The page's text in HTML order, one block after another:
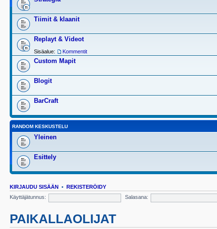
Tiimit & klaanit
Replayt & Videot
Sisäalue: Kommentit
Custom Mapit
Blogit
BarCraft
RANDOM KESKUSTELU
Yleinen
Esittely
KIRJAUDU SISÄÄN • REKISTERÖIDY
Käyttäjätunnus:
Salasana:
PAIKALLAOLIJAT